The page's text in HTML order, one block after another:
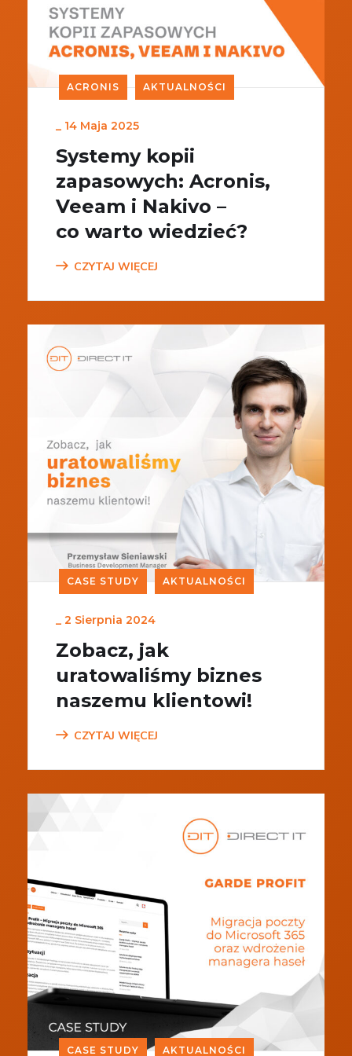
ACRONIS AKTUALNOŚCI
_ 14 Maja 2025
Systemy kopii
zapasowych: Acronis,
Veeam i Nakivo –
co warto wiedzieć?
CZYTAJ WIĘCEJ
CASE STUDY AKTUALNOŚCI
_ 2 Sierpnia 2024
Zobacz, jak
uratowaliśmy biznes
naszemu klientowi!
CZYTAJ WIĘCEJ
CASE STUDY AKTUALNOŚCI